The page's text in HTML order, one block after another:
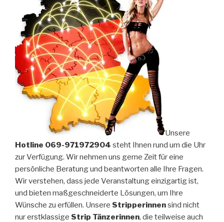
Unsere
Hotline 069-971972904 steht Ihnen rund um die Uhr
zur Verfügung. Wir nehmen uns gerne Zeit für eine
persönliche Beratung und beantworten alle Ihre Fragen.
Wir verstehen, dass jede Veranstaltung einzigartig ist,
und bieten maßgeschneiderte Lösungen, um Ihre
Wünsche zu erfüllen. Unsere Stripperinnensind nicht
nur erstklassige Strip Tänzerinnen, die teilweise auch